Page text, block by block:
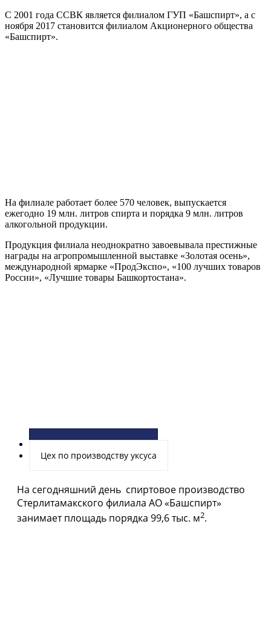
С 2001 года ССВК является филиалом ГУП «Башспирт», а с
ноября 2017 становится филиалом Акционерного общества
«Башспирт».
На филиале работает более 570 человек, выпускается
ежегодно 19 млн. литров спирта и порядка 9 млн. литров
алкогольной продукции.
Продукция филиала неоднократно завоевывала престижные
награды на агропромышленной выставке «Золотая осень»,
международной ярмарке «ПродЭкспо», «100 лучших товаров
России», «Лучшие товары Башкортостана».
Спиртовое производство
Цех по производству уксуса
На сегодняшний день спиртовое производство
Стерлитамакского филиала АО «Башспирт»
занимает площадь порядка 99,6 тыс. м2.